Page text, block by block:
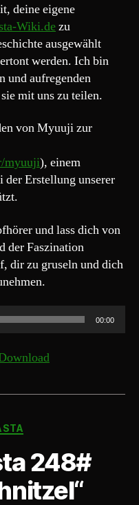
deine eigene
Wiki.dezu
ausgewählt
werden. Ich bin
und aufregenden
mit uns zu teilen.
von Myuuji zur
myuuji), einem
der Erstellung unserer
und lass dich von
der Faszination
dir zu gruseln und dich
00:00
248#